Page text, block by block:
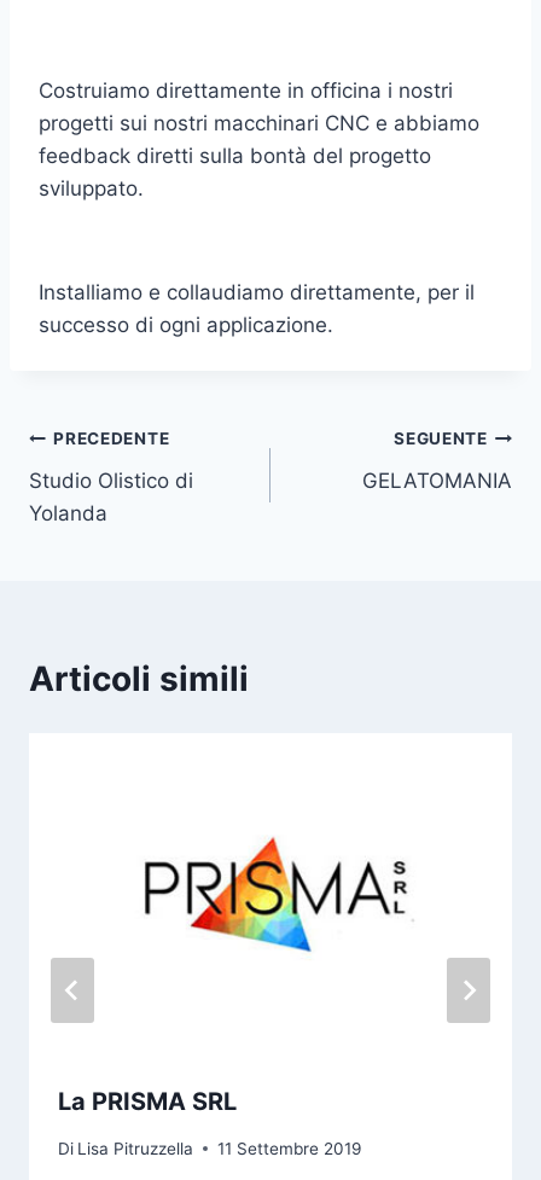
Costruiamo direttamente in officina i nostri
progetti sui nostri macchinari CNC e abbiamo
feedback diretti sulla bontà del progetto
sviluppato.
Installiamo e collaudiamo direttamente, per il
successo di ogni applicazione.
Navigazione
articoli
PRECEDENTE
Studio Olistico di
Yolanda
SEGUENTE
GELATOMANIA
Articoli simili
La PRISMA SRL
Di Lisa Pitruzzella 11 Settembre 2019